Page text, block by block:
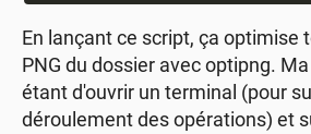
En lançant ce script, ça optimise
PNG du dossier avec optipng.
étant d'ouvrir un terminal (pour
déroulement des opérations) et